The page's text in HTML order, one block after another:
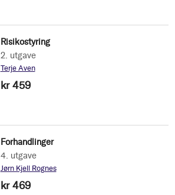
Risikostyring
2. utgave
Terje Aven
kr 459
Forhandlinger
4. utgave
Jørn Kjell Rognes
kr 469